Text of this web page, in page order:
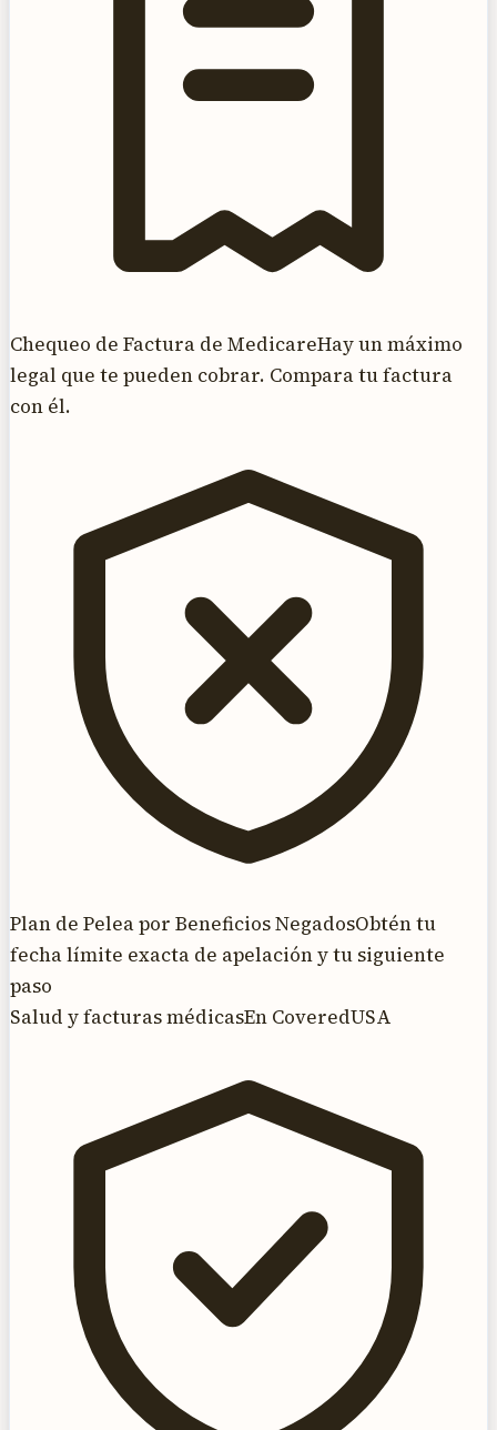
Chequeo de Factura de MedicareHay un máximo
legal que te pueden cobrar. Compara tu factura
con él.
Plan de Pelea por Beneficios NegadosObtén tu
fecha límite exacta de apelación y tu siguiente
paso
Salud y facturas médicasEn CoveredUSA